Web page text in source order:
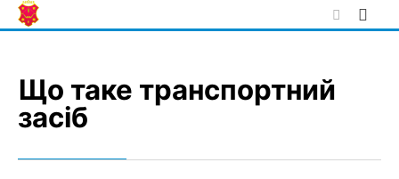
Skip
to
Що таке транспортний
засіб